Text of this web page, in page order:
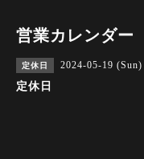
営業カレンダー
定休日 2024-05-19 (Sun)
定休日